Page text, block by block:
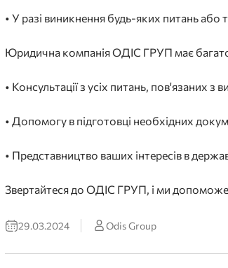
• У разі виникнення будь-яких питань
Юридична компанія ОДІС ГРУП має
• Консультації з усіх питань, пов'язаних з
• Допомогу в підготовці необхідних
• Представництво ваших інтересів в
Звертайтеся до ОДІС ГРУП, і ми
29.03.2024 Odis Group